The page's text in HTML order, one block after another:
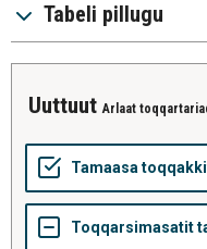
Tabeli pillugu
uuttuut Arlaat